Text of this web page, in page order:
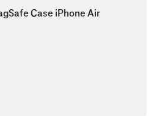
Case iPhone Air